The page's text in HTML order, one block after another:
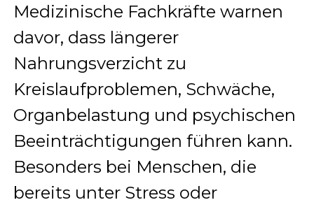
Medizinische Fachkräfte warnen
davor, dass längerer
Nahrungsverzicht zu
Kreislaufproblemen, Schwäche,
Organbelastung und psychischen
Beeinträchtigungen führen kann.
Besonders bei Menschen, die
bereits unter Stress oder